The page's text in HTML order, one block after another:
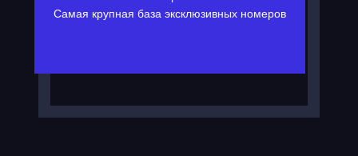
Самая крупная база эксклюзивных номеров